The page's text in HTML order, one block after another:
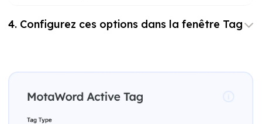
4. Configurez ces options dans la fenêtre Tag